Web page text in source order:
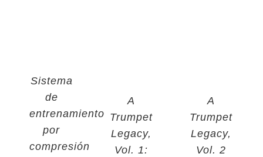
Sistema
de
entrenamiento
por
compresión
A
Trumpet
Legacy,
Vol. 1:
A
Trumpet
Legacy,
Vol. 2